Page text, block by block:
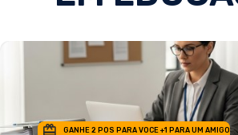
GANHE 2 POS PARA VOCE +1 PARA UM AMIGO